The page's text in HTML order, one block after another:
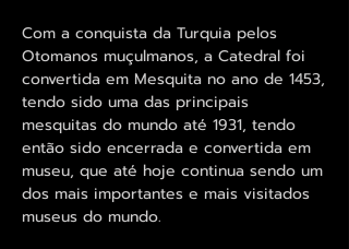
Com a conquista da Turquia pelos
Otomanos muçulmanos, a Catedral foi
convertida em Mesquita no ano de 1453,
tendo sido uma das principais
mesquitas do mundo até 1931, tendo
então sido encerrada e convertida em
museu, que até hoje continua sendo um
dos mais importantes e mais visitados
museus do mundo.